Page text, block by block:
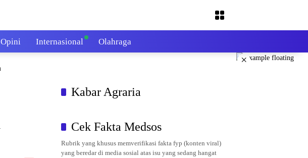
Opini Internasional Olahraga
×
Kabar Agraria
Cek Fakta Medsos
Rubrik yang khusus memverifikasi fakta fyp (konten viral)
yang beredar di media sosial atas isu yang sedang hangat